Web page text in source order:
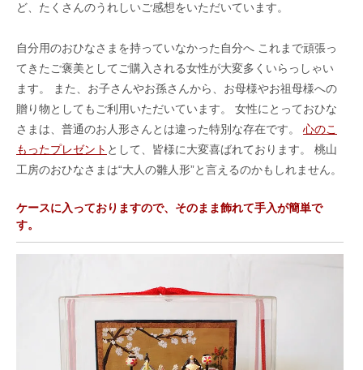
ど、たくさんのうれしいご感想をいただいています。
自分用のおひなさまを持っていなかった自分へ これまで頑張っ
てきたご褒美としてご購入される女性が大変多くいらっしゃい
ます。 また、お子さんやお孫さんから、お母様やお祖母様への
贈り物としてもご利用いただいています。 女性にとっておひな
さまは、普通のお人形さんとは違った特別な存在です。 心のこ
もったプレゼント として、皆様に大変喜ばれております。 桃山
工房のおひなさまは“大人の雛人形”と言えるのかもしれません。
ケースに入っておりますので、そのまま飾れて手入が簡単で
す。